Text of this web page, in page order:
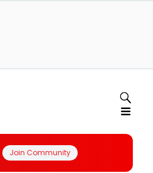
Join Community